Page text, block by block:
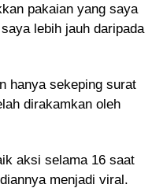
pakaian yang saya
lebih jauh daripada
hanya sekeping surat
dirakamkan oleh
aksi selama 16 saat
menjadi viral.